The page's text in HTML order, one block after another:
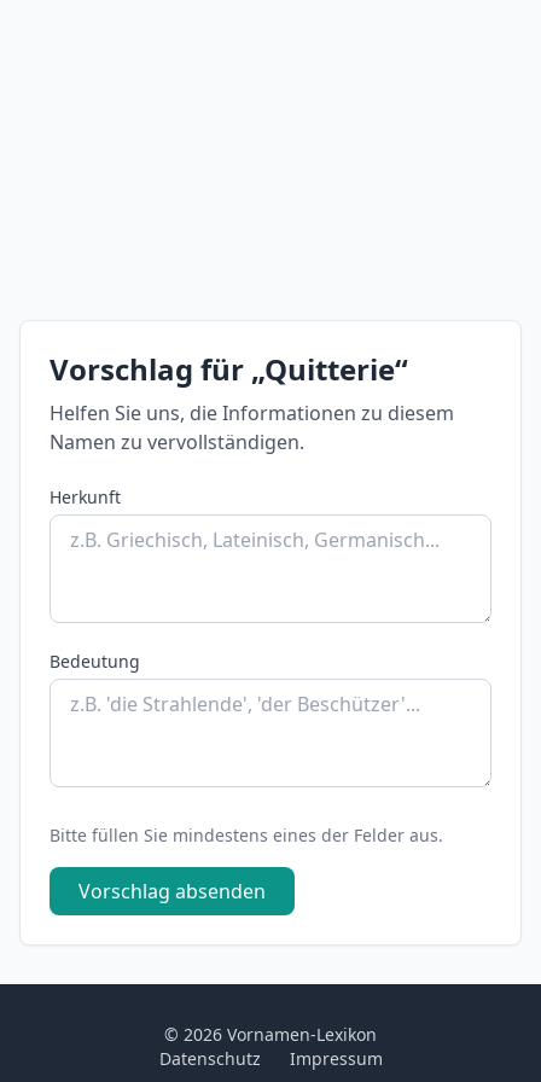
Vorschlag für „Quitterie“
Helfen Sie uns, die Informationen zu diesem
Namen zu vervollständigen.
Herkunft
Bedeutung
Bitte füllen Sie mindestens eines der Felder aus.
Vorschlag absenden
© 2026 Vornamen-Lexikon
Datenschutz
Impressum